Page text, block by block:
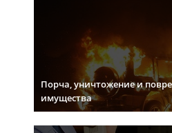
Порча, уничтожение и
имущества